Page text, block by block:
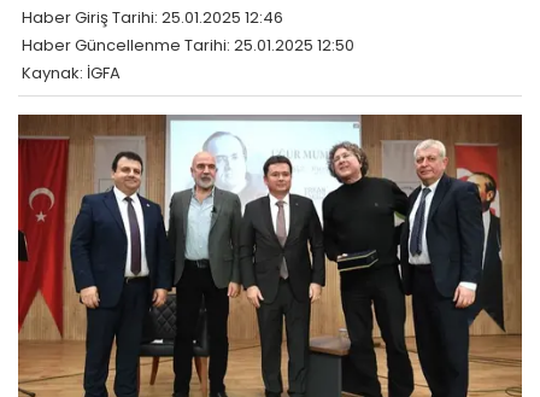
Haber Giriş Tarihi: 25.01.2025 12:46
Haber Güncellenme Tarihi: 25.01.2025 12:50
Kaynak: İGFA